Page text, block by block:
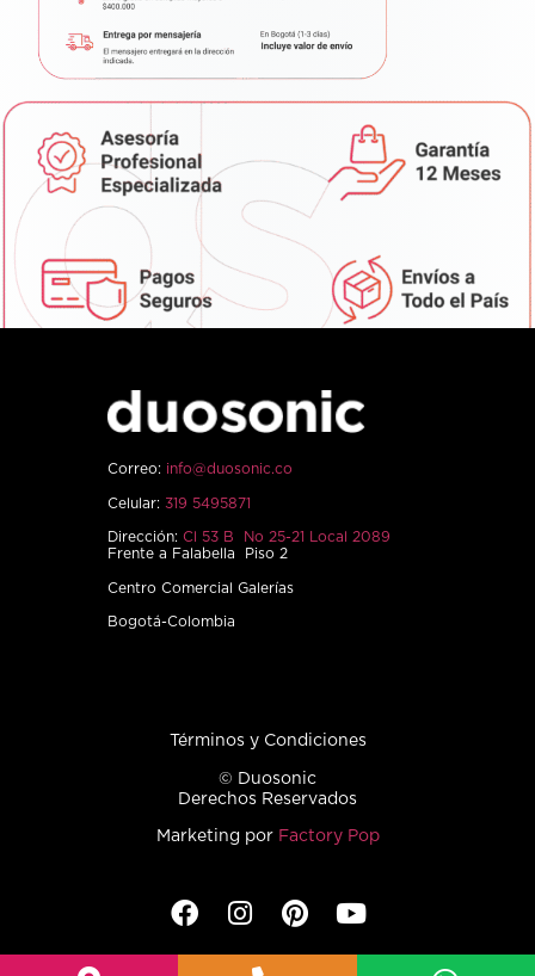
Correo: info@duosonic.co
Celular: 319 5495871
Dirección: Cl 53 B No 25-21 Local 2089
Frente a Falabella Piso 2
Centro Comercial Galerías
Bogotá-Colombia
Términos y Condiciones
© Duosonic
Derechos Reservados
Marketing por Factory Pop